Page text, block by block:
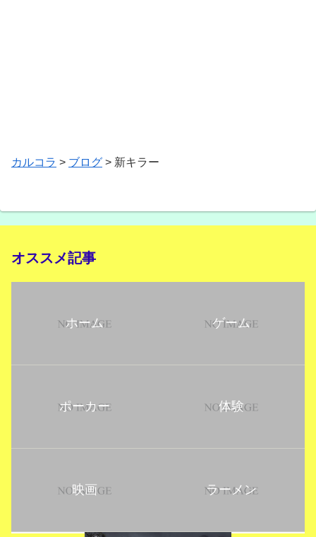
カルコラ > ブログ > 新キラー
オススメ記事
ホーム ゲーム
ポーカー 体験
映画 ラーメン